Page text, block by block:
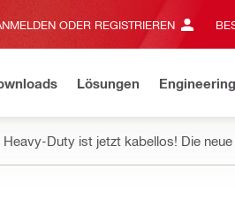
ODER REGISTRIEREN
Lösungen
Heavy-Duty ist jetzt kabellos! Die